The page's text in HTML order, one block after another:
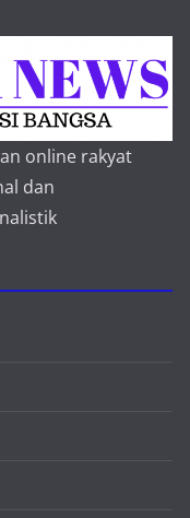
online rakyat
dan